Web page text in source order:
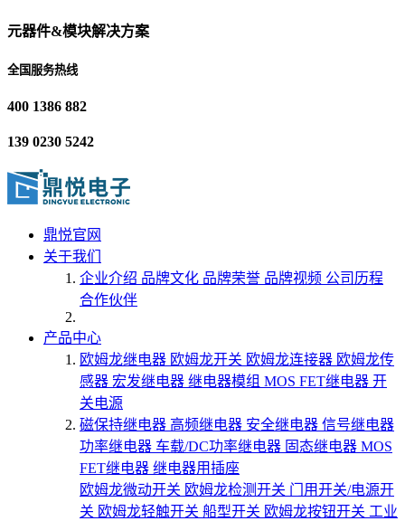
元器件&模块解决方案
全国服务热线
400 1386 882
139 0230 5242
鼎悦官网
关于我们
企业介绍 品牌文化 品牌荣誉 品牌视频 公司历程
合作伙伴
产品中心
欧姆龙继电器 欧姆龙开关 欧姆龙连接器 欧姆龙传
感器 宏发继电器 继电器模组 MOS FET继电器 开
关电源
磁保持继电器 高频继电器 安全继电器 信号继电器
功率继电器 车载/DC功率继电器 固态继电器 MOS
FET继电器 继电器用插座
欧姆龙微动开关 欧姆龙检测开关 门用开关/电源开
关 欧姆龙轻触开关 船型开关 欧姆龙按钮开关 工业